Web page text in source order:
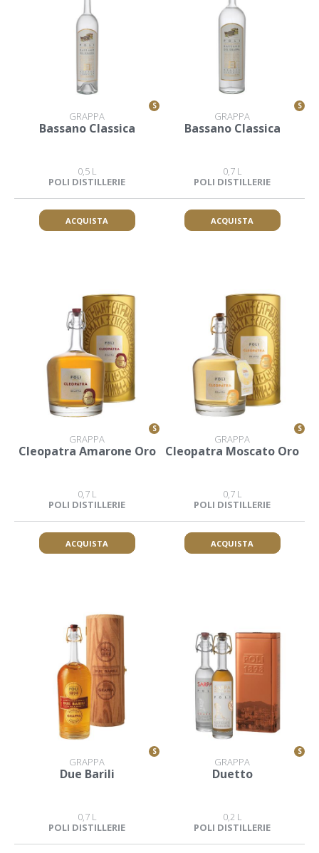
S
GRAPPA
Bassano Classica
0,5 L
POLI DISTILLERIE
ACQUISTA
S
GRAPPA
Bassano Classica
0,7 L
POLI DISTILLERIE
ACQUISTA
S
GRAPPA
Cleopatra Amarone Oro
0,7 L
POLI DISTILLERIE
ACQUISTA
S
GRAPPA
Cleopatra Moscato Oro
0,7 L
POLI DISTILLERIE
ACQUISTA
S
GRAPPA
Due Barili
0,7 L
POLI DISTILLERIE
S
GRAPPA
Duetto
0,2 L
POLI DISTILLERIE